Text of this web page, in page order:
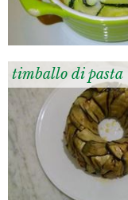
timballo di pasta